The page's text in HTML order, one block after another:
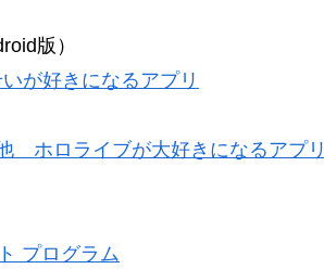
版）
が好きになるアプリ
ホロライブが大好きになるアプリ
プログラム